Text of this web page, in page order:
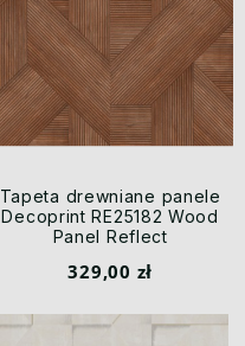
Tapeta drewniane panele
Decoprint RE25182 Wood
Panel Reflect
329,00 zł